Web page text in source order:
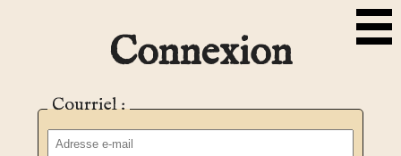
Connexion
Courriel :